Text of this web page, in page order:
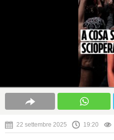
22 settembre 2025 19:20